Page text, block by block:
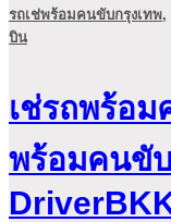
รถเช่พร้อมคนขับกรุงเทพ,
บิน
เช่รถพร้อม
พร้อมคนขั